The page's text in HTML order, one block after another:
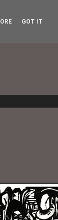
GOT IT